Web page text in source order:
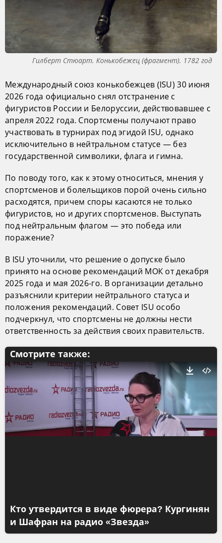
Гилберт Стюарт. Конькобежец (фрагмент). 1782 год
Международный союз конькобежцев (ISU) 30 июня
2026 года официально снял отстранение с
фигуристов России и Белоруссии, действовавшее с
апреля 2022 года. Спортсмены получают право
участвовать в турнирах под эгидой ISU, однако
исключительно в нейтральном статусе — без
государственной символики, флага и гимна.
По поводу того, как к этому относиться, мнения у
спортсменов и болельщиков порой очень сильно
расходятся, причем споры касаются не только
фигуристов, но и других спортсменов. Выступать
под нейтральным флагом — это победа или
поражение?
В ISU уточнили, что решение о допуске было
принято на основе рекомендаций МОК от декабря
2025 года и мая 2026-го. В организации детально
разъяснили критерии нейтрального статуса и
положения рекомендаций. Совет ISU особо
подчеркнул, что спортсмены не должны нести
ответственность за действия своих правительств.
Смотрите также:
Кто утвердится в виде фюрера? Кургинян
и Шафран на радио «Звезда»